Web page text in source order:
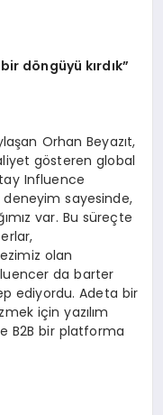
döngüyü kırdık”
Orhan Beyazıt,
gösteren global
Influence
sayesinde,
var. Bu süreçte
olan
da barter
ediyordu. Adeta bir
için yazılım
B2B bir platforma